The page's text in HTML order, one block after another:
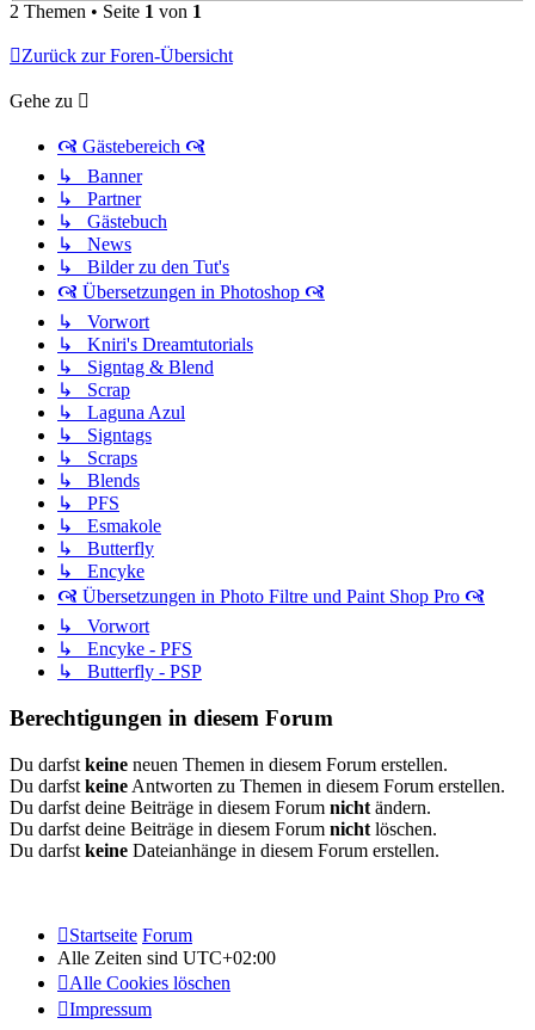
2 Themen • Seite 1 von 1
Zurück zur Foren-Übersicht
Gehe zu
🙧 Gästebereich 🙧
↳ Banner
↳ Partner
↳ Gästebuch
↳ News
↳ Bilder zu den Tut's
🙧 Übersetzungen in Photoshop 🙧
↳ Vorwort
↳ Kniri's Dreamtutorials
↳ Signtag & Blend
↳ Scrap
↳ Laguna Azul
↳ Signtags
↳ Scraps
↳ Blends
↳ PFS
↳ Esmakole
↳ Butterfly
↳ Encyke
🙧 Übersetzungen in Photo Filtre und Paint Shop Pro 🙧
↳ Vorwort
↳ Encyke - PFS
↳ Butterfly - PSP
Berechtigungen in diesem Forum
Du darfst keine neuen Themen in diesem Forum erstellen.
Du darfst keine Antworten zu Themen in diesem Forum erstellen.
Du darfst deine Beiträge in diesem Forum nicht ändern.
Du darfst deine Beiträge in diesem Forum nicht löschen.
Du darfst keine Dateianhänge in diesem Forum erstellen.
Startseite Forum
Alle Zeiten sind UTC+02:00
Alle Cookies löschen
Impressum